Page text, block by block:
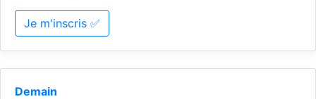
Je m'inscris ✅
Demain